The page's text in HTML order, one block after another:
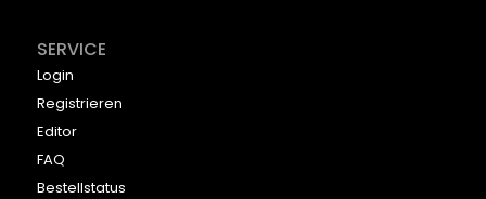
SERVICE
Login
Registrieren
Editor
FAQ
Bestellstatus